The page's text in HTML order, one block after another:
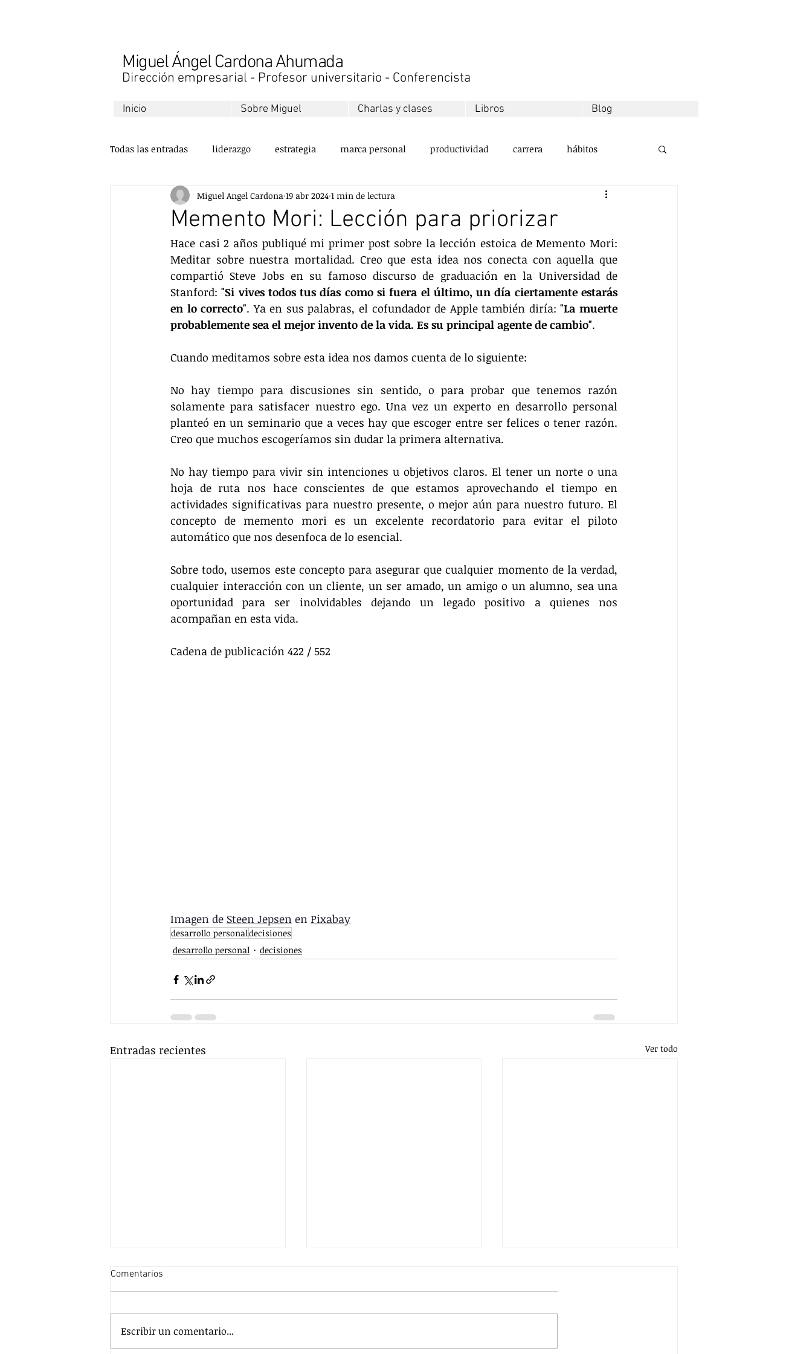
Miguel Ángel Cardona Ahumada
Dirección empresarial - Profesor universitario - Conferencista
Inicio Sobre Miguel Charlas y clases Libros Blog
Todas las entradas liderazgo estrategia marca personal productividad carrera hábitos
finanzas desarrollo personal equipos decisiones
comunicación servicio al cliente valores emprendimiento mentalidad
Memento Mori: Lección para priorizar
Miguel Angel Cardona 19 abr 2024 1 min de lectura
Hace casi 2 años publiqué mi primer post sobre la lección estoica de Memento Mori:
Meditar sobre nuestra mortalidad. Creo que esta idea nos conecta con aquella que
compartió Steve Jobs en su famoso discurso de graduación en la Universidad de
Stanford: "Si vives todos tus días como si fuera el último, un día ciertamente estarás
en lo correcto". Ya en sus palabras, el cofundador de Apple también diría: "La muerte
probablemente sea el mejor invento de la vida. Es su principal agente de cambio".
Cuando meditamos sobre esta idea nos damos cuenta de lo siguiente:
No hay tiempo para discusiones sin sentido, o para probar que tenemos razón
solamente para satisfacer nuestro ego. Una vez un experto en desarrollo personal
planteó en un seminario que a veces hay que escoger entre ser felices o tener razón.
Creo que muchos escogeríamos sin dudar la primera alternativa.
No hay tiempo para vivir sin intenciones u objetivos claros. El tener un norte o una
hoja de ruta nos hace conscientes de que estamos aprovechando el tiempo en
actividades significativas para nuestro presente, o mejor aún para nuestro futuro. El
concepto de memento mori es un excelente recordatorio para evitar el piloto
automático que nos desenfoca de lo esencial.
Sobre todo, usemos este concepto para asegurar que cualquier momento de la verdad,
cualquier interacción con un cliente, un ser amado, un amigo o un alumno, sea una
oportunidad para ser inolvidables dejando un legado positivo a quienes nos
acompañan en esta vida.
Cadena de publicación 422 / 552
Imagen de Steen Jepsen en Pixabay
desarrollo personaldecisiones
desarrollo personal
decisiones
Entradas recientes Ver todo
Las pausas como aliadas
Comentarios
Escribir un comentario...